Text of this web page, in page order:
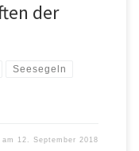
der
Seesegeln
12. September 2018